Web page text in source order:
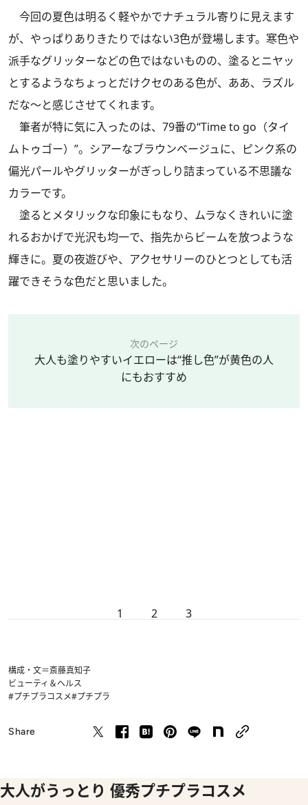
今回の夏色は明るく軽やかでナチュラル寄りに見えます
が、やっぱりありきたりではない3色が登場します。寒色や
派手なグリッターなどの色ではないものの、塗るとニヤッ
とするようなちょっとだけクセのある色が、ああ、ラズル
だな～と感じさせてくれます。
筆者が特に気に入ったのは、79番の“Time to go（タイ
ムトゥゴー）”。シアーなブラウンベージュに、ピンク系の
偏光パールやグリッターがぎっしり詰まっている不思議な
カラーです。
塗るとメタリックな印象にもなり、ムラなくきれいに塗
れるおかげで光沢も均一で、指先からビームを放つような
輝きに。夏の夜遊びや、アクセサリーのひとつとしても活
躍できそうな色だと思いました。
次のページ
大人も塗りやすいイエローは“推し色”が黄色の人
にもおすすめ
1 2 3
構成・文＝斎藤真知子
ビューティ＆ヘルス
#プチプラコスメ#プチプラ
Share
大人がうっとり 優秀プチプラコスメ